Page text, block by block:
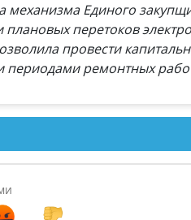
механизма Единого
перетоков
провести
периодами ремонтных